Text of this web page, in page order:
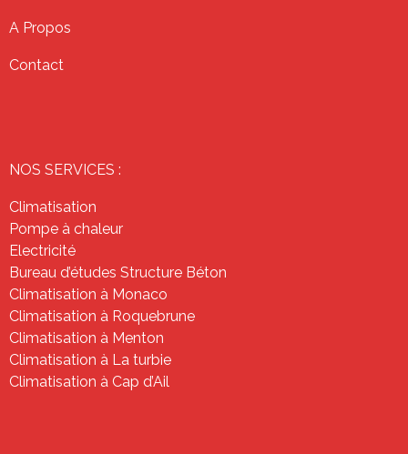
A Propos
Contact
NOS SERVICES :
Climatisation
Pompe à chaleur
Electricité
Bureau d’études Structure Béton
Climatisation à Monaco
Climatisation à Roquebrune
Climatisation à Menton
Climatisation à La turbie
Climatisation à Cap d’Ail